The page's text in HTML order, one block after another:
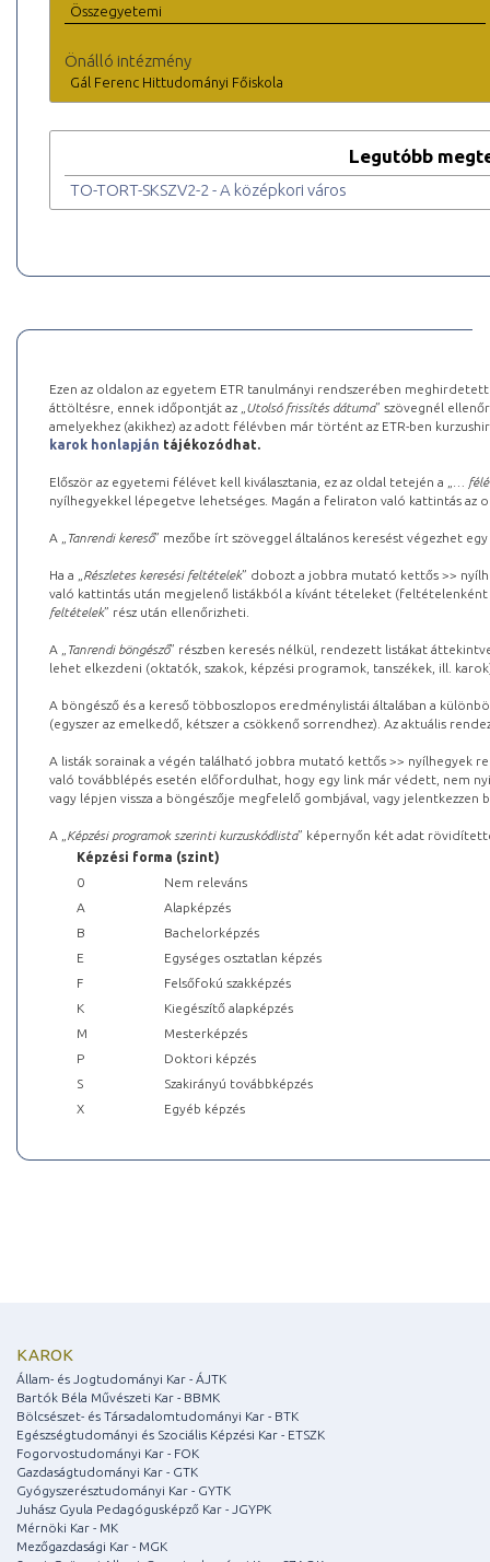
Összegyetemi
Önálló intézmény
Gál Ferenc Hittudományi Főiskola
Legutóbb
TO-TORT-SKSZV2-2 - A középkori város
Ezen az oldalon az egyetem ETR tanulmányi rendszerében
áttöltésre, ennek időpontját az „ Utolsó frissítés dátuma” szövegnél
amelyekhez (akikhez) az adott félévben már történt az ETR-ben
karok honlapján tájékozódhat.
Először az egyetemi félévet kell kiválasztania, ez az oldal tetején a „
…
nyílhegyekkel lépegetve lehetséges. Magán a feliraton való kattintás az
A „ Tanrendi kereső” mezőbe írt szöveggel általános keresést végezhet
Ha a „ Részletes keresési feltételek” dobozt a jobbra mutató kettős >>
való kattintás után megjelenő listákból a kívánt tételeket (feltételenként
feltételek” rész után ellenőrizheti.
A „ Tanrendi böngésző” részben keresés nélkül, rendezett listákat
lehet elkezdeni (oktatók, szakok, képzési programok, tanszékek, ill.
A böngésző és a kereső többoszlopos eredménylistái általában a
(egyszer az emelkedő, kétszer a csökkenő sorrendhez). Az aktuális
A listák sorainak a végén található jobbra mutató kettős >> nyílhegyek
való továbblépés esetén előfordulhat, hogy egy link már védett, nem
vagy lépjen vissza a böngészője megfelelő gombjával, vagy
A „ Képzési programok szerinti kurzuskódlista” képernyőn két adat
Képzési forma (szint)
0
Nem releváns
A
Alapképzés
B
Bachelorképzés
E
Egységes osztatlan képzés
F
Felsőfokú szakképzés
K
Kiegészítő alapképzés
M
Mesterképzés
P
Doktori képzés
S
Szakirányú továbbképzés
X
Egyéb képzés
KAROK
Állam- és Jogtudományi Kar - ÁJTK
Bartók Béla Művészeti Kar - BBMK
Bölcsészet- és Társadalomtudományi Kar - BTK
Egészségtudományi és Szociális Képzési Kar - ETSZK
Fogorvostudományi Kar - FOK
Gazdaságtudományi Kar - GTK
Gyógyszerésztudományi Kar - GYTK
Juhász Gyula Pedagógusképző Kar - JGYPK
Mérnöki Kar - MK
Mezőgazdasági Kar - MGK